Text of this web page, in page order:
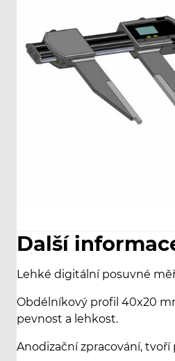
Další
Lehké digitální posuvné
Obdélníkový profil 40x20
pevnost a lehkost.
Anodizační zpracování,